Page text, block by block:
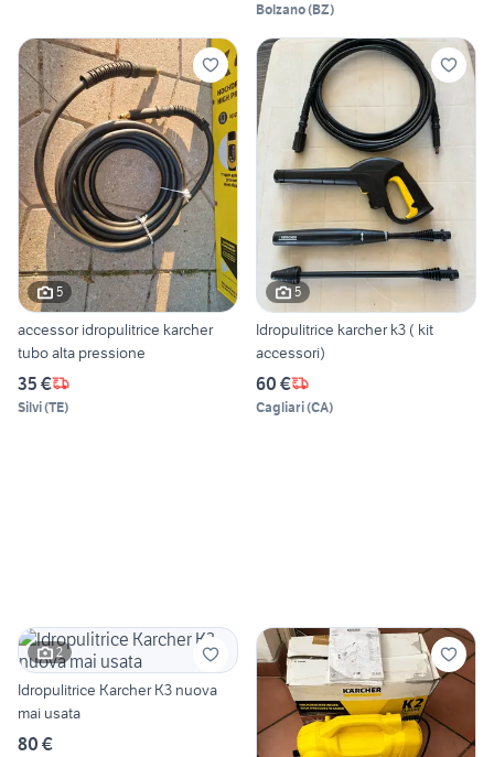
Bolzano(BZ)
5
accessor idropulitrice karcher
tubo alta pressione
35 €
Silvi(TE)
5
Idropulitrice karcher k3 ( kit
accessori)
60 €
Cagliari(CA)
2
Idropulitrice Karcher K3 nuova
mai usata
80 €